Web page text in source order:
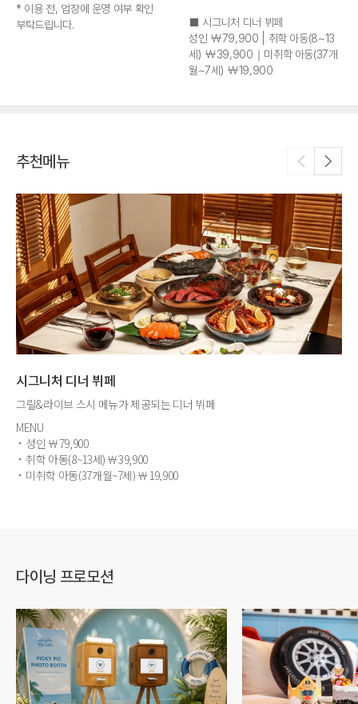
* 이용 전, 업장에 운영 여부 확인
부탁드립니다.
■ 시그니처 디너 뷔페
성인 ￦79,900 | 취학 아동(8~13
세) ￦39,900｜미취학 아동(37개
월~7세) ￦19,900
추천메뉴
1 /7
시그니처 디너 뷔페
그릴&라이브 스시 메뉴가 제공되는 디너 뷔페
MENU
성인 ￦79,900
취학 아동(8~13세) ￦39,900
미취학 아동(37개월~7세) ￦19,900
다이닝 프로모션